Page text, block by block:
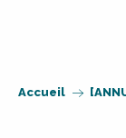
Accueil